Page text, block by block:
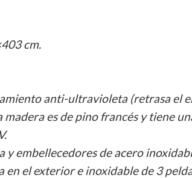
cm.
anti-ultravioleta (retrasa el
es de pino francés y tiene
y embellecedores de acero
en el exterior e inoxidable de 3